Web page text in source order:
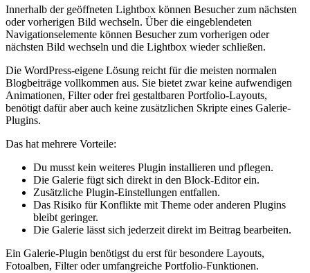
Innerhalb der geöffneten Lightbox können Besucher zum nächsten
oder vorherigen Bild wechseln. Über die eingeblendeten
Navigationselemente können Besucher zum vorherigen oder
nächsten Bild wechseln und die Lightbox wieder schließen.
Die WordPress-eigene Lösung reicht für die meisten normalen
Blogbeiträge vollkommen aus. Sie bietet zwar keine aufwendigen
Animationen, Filter oder frei gestaltbaren Portfolio-Layouts,
benötigt dafür aber auch keine zusätzlichen Skripte eines Galerie-
Plugins.
Das hat mehrere Vorteile:
Du musst kein weiteres Plugin installieren und pflegen.
Die Galerie fügt sich direkt in den Block-Editor ein.
Zusätzliche Plugin-Einstellungen entfallen.
Das Risiko für Konflikte mit Theme oder anderen Plugins
bleibt geringer.
Die Galerie lässt sich jederzeit direkt im Beitrag bearbeiten.
Ein Galerie-Plugin benötigst du erst für besondere Layouts,
Fotoalben, Filter oder umfangreiche Portfolio-Funktionen.